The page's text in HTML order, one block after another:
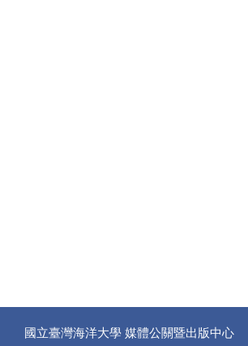
國立臺灣海洋大學 媒體公關暨出版中心